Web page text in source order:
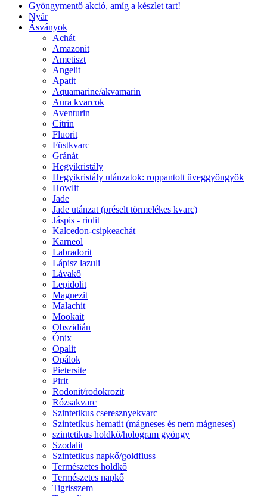
Gyöngymentő akció, amíg a készlet tart!
Nyár
Ásványok
Achát
Amazonit
Ametiszt
Angelit
Apatit
Aquamarine/akvamarin
Aura kvarcok
Aventurin
Citrin
Fluorit
Füstkvarc
Gránát
Hegyikristály
Hegyikristály utánzatok: roppantott üveggyöngyök
Howlit
Jade
Jade utánzat (préselt törmelékes kvarc)
Jáspis - riolit
Kalcedon-csipkeachát
Karneol
Labradorit
Lápisz lazuli
Lávakő
Lepidolit
Magnezit
Malachit
Mookait
Obszidián
Ónix
Opalit
Opálok
Pietersite
Pirit
Rodonit/rodokrozit
Rózsakvarc
Szintetikus cseresznyekvarc
Szintetikus hematit (mágneses és nem mágneses)
szintetikus holdkő/hologram gyöngy
Szodalit
Szintetikus napkő/goldfluss
Természetes holdkő
Természetes napkő
Tigrisszem